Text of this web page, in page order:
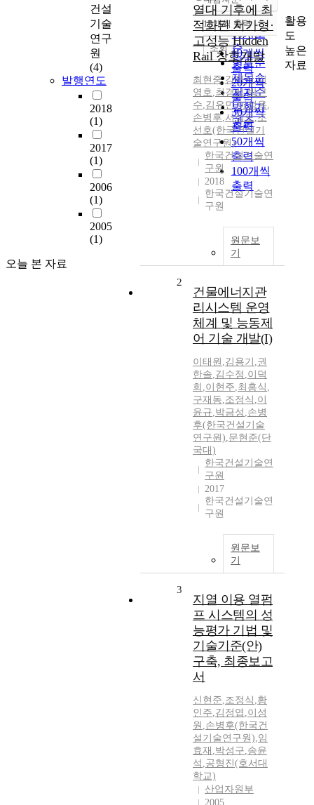
건설
기술
연구
원
(4)
발행연도
2018
(1)
2017
(1)
2006
(1)
2005
(1)
오늘 본 자료
정확도
순
인기도
순
연도순
제목순
저자순
발행기
관순
내림차순
10개씩 출력
10개씩
출력
20개씩
출력
30개씩
출력
50개씩
출력
100개씩
출력
조회
열대 기후에 최
적화된 저가형·
고성능 Hidden
Rail 창호개발
최현중,강재식,이
영호,최경석,박근
수,김유민,이성옥,
손병후,서성모,조
선호(한국건설기
술연구원)
한국건설기술연
구원
2018
한국건설기술연
구원
원문보
기
2
건물에너지관
리시스템 운영
체계 및 능동제
어 기술 개발(I)
이태원 ,김용기 ,권
한솔,김수정 ,이덕
희 ,이현주,최홍식 ,
구재동,조정식 ,이
윤규,박금성 ,손병
후(한국건설기술
연구원),문현준(단
국대)
한국건설기술연
구원
2017
한국건설기술연
구원
원문보
기
3
지열 이용 열펌
프 시스템의 성
능평가 기법 및
기술기준(안)
구축, 최종보고
서
신현준,조정식 ,황
인주,김정엽 ,이성
원 ,손병후(한국건
설기술연구원),임
효재 ,박성구,송윤
석 ,공형진(호서대
학교)
산업자원부
2005
활용
도
높은
자료